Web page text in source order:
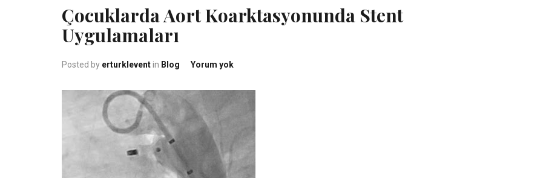
Çocuklarda Aort Koarktasyonunda Stent
Uygulamaları
Posted by erturkleventin Blog Yorum yokÇocuklarda Aort Koarktasyonunda Stent Uygulamaları